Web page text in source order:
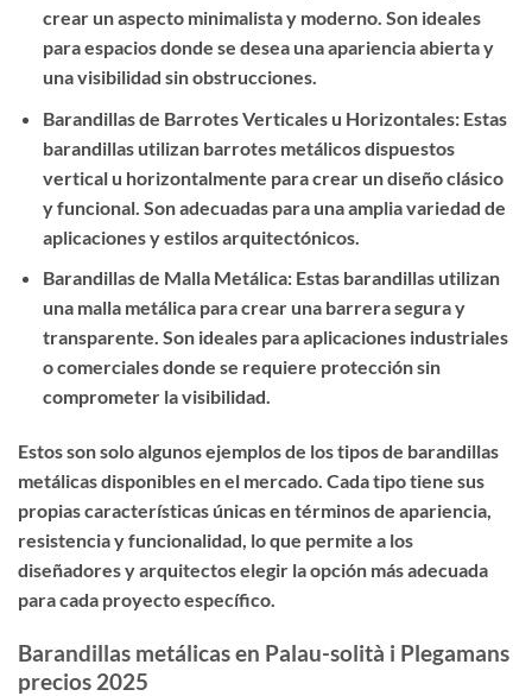
crear un aspecto minimalista y moderno. Son ideales
para espacios donde se desea una apariencia abierta y
una visibilidad sin obstrucciones.
Barandillas de Barrotes Verticales u Horizontales: Estas
barandillas utilizan barrotes metálicos dispuestos
vertical u horizontalmente para crear un diseño clásico
y funcional. Son adecuadas para una amplia variedad de
aplicaciones y estilos arquitectónicos.
Barandillas de Malla Metálica: Estas barandillas utilizan
una malla metálica para crear una barrera segura y
transparente. Son ideales para aplicaciones industriales
o comerciales donde se requiere protección sin
comprometer la visibilidad.
Estos son solo algunos ejemplos de los tipos de barandillas
metálicas disponibles en el mercado. Cada tipo tiene sus
propias características únicas en términos de apariencia,
resistencia y funcionalidad, lo que permite a los
diseñadores y arquitectos elegir la opción más adecuada
para cada proyecto específico.
Barandillas metálicas en Palau-solità i Plegamans
precios 2025